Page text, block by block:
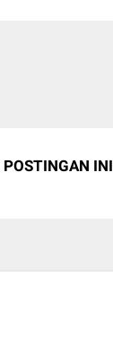
INI